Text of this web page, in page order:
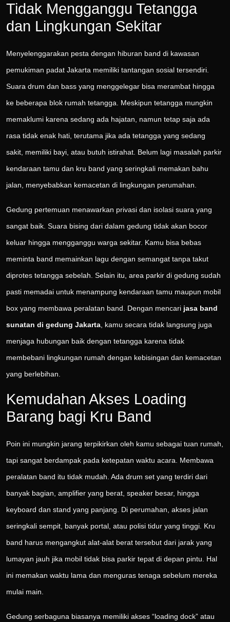
Tidak Mengganggu Tetangga
dan Lingkungan Sekitar
Menyelenggarakan pesta dengan hiburan band di kawasan
pemukiman padat Jakarta memiliki tantangan sosial tersendiri.
Suara drum dan bass yang menggelegar bisa merambat hingga
ke beberapa blok rumah tetangga. Meskipun tetangga mungkin
memaklumi karena sedang ada hajatan, namun tetap saja ada
rasa tidak enak hati, terutama jika ada tetangga yang sedang
sakit, memiliki bayi, atau butuh istirahat. Belum lagi masalah parkir
kendaraan tamu dan kru band yang seringkali memakan bahu
jalan, menyebabkan kemacetan di lingkungan perumahan.
Gedung pertemuan menawarkan privasi dan isolasi suara yang
sangat baik. Suara bising dari dalam gedung tidak akan bocor
keluar hingga mengganggu warga sekitar. Kamu bisa bebas
meminta band memainkan lagu dengan semangat tanpa takut
diprotes tetangga sebelah. Selain itu, area parkir di gedung sudah
pasti memadai untuk menampung kendaraan tamu maupun mobil
box yang membawa peralatan band. Dengan mencari jasa band
sunatan di gedung Jakarta , kamu secara tidak langsung juga
menjaga hubungan baik dengan tetangga karena tidak
membebani lingkungan rumah dengan kebisingan dan kemacetan
yang berlebihan.
Kemudahan Akses Loading
Barang bagi Kru Band
Poin ini mungkin jarang terpikirkan oleh kamu sebagai tuan rumah,
tapi sangat berdampak pada ketepatan waktu acara. Membawa
peralatan band itu tidak mudah. Ada drum set yang terdiri dari
banyak bagian, amplifier yang berat, speaker besar, hingga
keyboard dan stand yang panjang. Di perumahan, akses jalan
seringkali sempit, banyak portal, atau polisi tidur yang tinggi. Kru
band harus mengangkut alat-alat berat tersebut dari jarak yang
lumayan jauh jika mobil tidak bisa parkir tepat di depan pintu. Hal
ini memakan waktu lama dan menguras tenaga sebelum mereka
mulai main.
Gedung serbaguna biasanya memiliki akses “loading dock” atau